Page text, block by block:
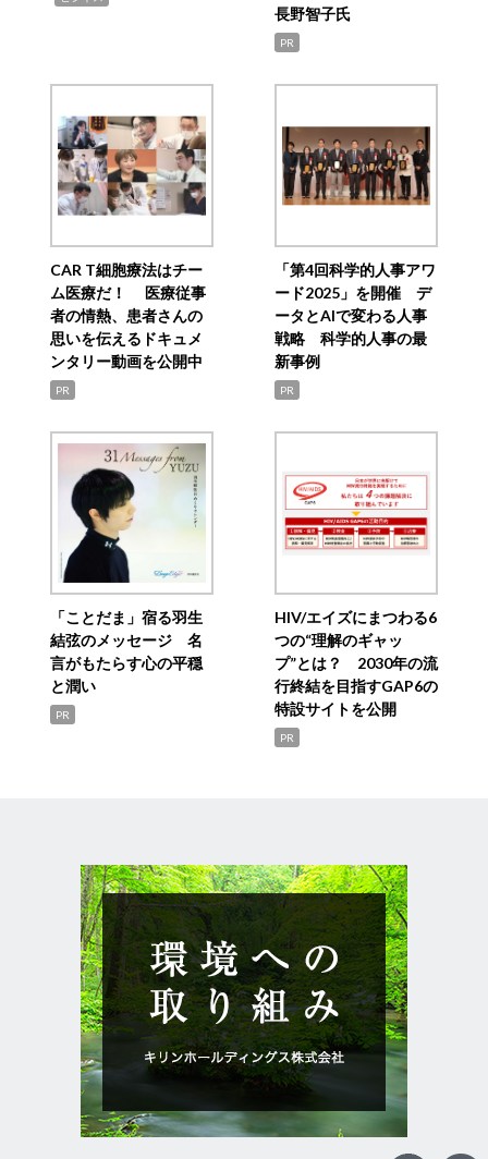
長野智子氏
PR
CAR T細胞療法はチー
ム医療だ！ 医療従事
者の情熱、患者さんの
思いを伝えるドキュメ
ンタリー動画を公開中
PR
「第4回科学的人事アワ
ード2025」を開催 デ
ータとAIで変わる人事
戦略 科学的人事の最
新事例
PR
「ことだま」宿る羽生
結弦のメッセージ 名
言がもたらす心の平穏
と潤い
PR
HIV/エイズにまつわる6
つの“理解のギャッ
プ”とは？ 2030年の流
行終結を目指すGAP6の
特設サイトを公開
PR